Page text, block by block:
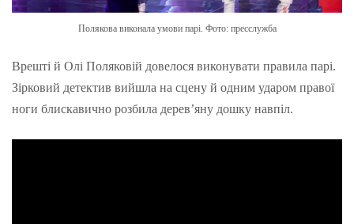
Полякова виконала умови парі. Фото: пресслужба
Врешті й Олі Поляковій довелося виконувати правила парі.
Зірковий детектив вийшла на сцену й одним ударом правої
ноги блискавично розбила дерев’яну дошку навпіл.